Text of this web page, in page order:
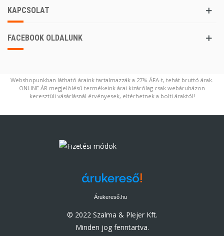
KAPCSOLAT
FACEBOOK OLDALUNK
Webshopunkban látható áraink tartalmazzák a 27% ÁFA-t, tehát bruttó árak.
ONLINE ÁR megjelölésű termékeink árai kizárólag csak webáruházon
keresztüli vásárlásnál érvényesek, eltérhetnek a bolti áraktól!
Árukereső.hu
© 2022 Szalma & Plejer Kft.
Minden jog fenntartva.